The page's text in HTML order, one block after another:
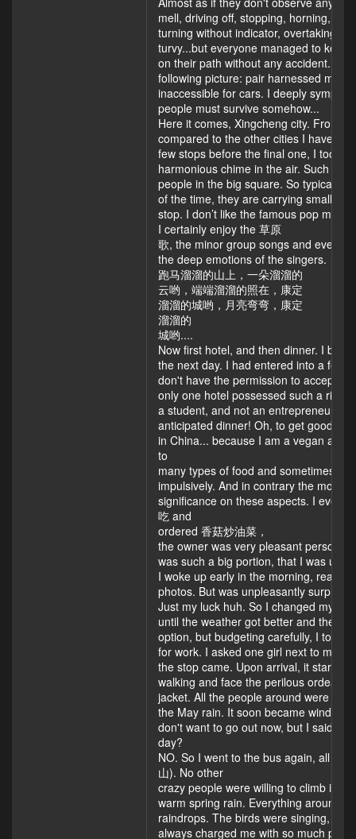
mell, driving off, stopping, horning,
turning without indicator, overtaking
turvy...but everyone managed to keep
on their path without any accident.
following picture: pair harnessed
inaccessible for cars. I deeply
people must survive somehow...
Here it comes, Xingcheng city. From
compared to the other cities I have
few stops before the final one, I took
harmonious chime in the air. Such
people in the big square. So typical,
of the time, they are carrying small
stop. I don’t like the famous pop
I certainly enjoy the 草原
歌, the minor group songs and even
the deep emotions of the singers.
跑马溜溜的山上，一朵溜溜的
云哟，端端溜溜的照在，康定
溜溜的城哟，月亮弯弯，康定
溜溜的
城哟....
Now first hotel, and then dinner. I
the next day. I had entered into a few
don't have the permission to accept
only one hotel possessed such a right
a student, and not an entrepreneur
anticipated dinner! Oh, to get good
in China... because I am a vegan and
to
many types of food and sometimes
impulsively. And in contrary the most
significance on these aspects. I
吃 and
ordered 香菇炒油菜，
the owner was very pleasant person
was such a big portion, that I was
I woke up early in the morning, ready
photos. But was unpleasantly
Just my luck huh. So I changed my
until the weather got better and then
option, but budgeting carefully, I took
for work. I asked one girl next to me
the stop came. Upon arrival, it started
walking and face the perilous ordeal
jacket. All the people around were
the May rain. It soon became windy
don't want to go out now, but I said to
day?
NO. So I went to the bus again, all the
山). No other
crazy people were willing to climb in
warm spring rain. Everything around
raindrops. The birds were singing,
always charged me with so much